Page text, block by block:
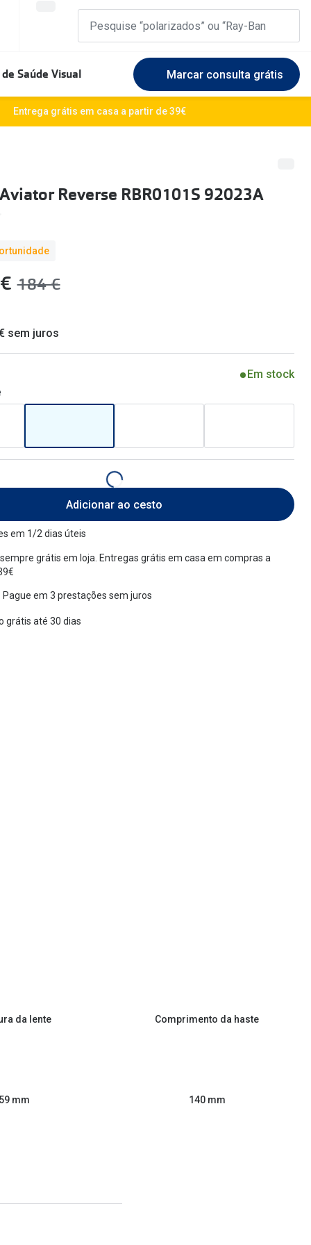
Marcas Exclusivas
Seen
Quadrados
Redondos
Escolha as lentes ideais
+MultiOpticas
Saúde Visual Marcar consulta grátis
Entrega grátis em casa a partir de 39€
Reverse RBR0101S 92023A
era:
184 €
sem juros
Em stock
Adicionar ao cesto
em 1/2 dias úteis
grátis em loja. Entregas grátis em casa em compras a
Pague em 3 prestações sem juros
grátis até 30 dias
da lente
mm
Comprimento da haste
140 mm